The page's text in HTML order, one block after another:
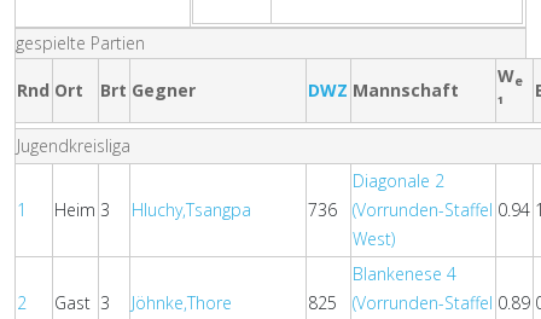
gespielte Partien
Rnd Ort Brt Gegner DWZ Mannschaft
We
¹
Jugendkreisliga
1 Heim 3 Hluchy,Tsangpa 736
Diagonale 2
(Vorrunden-Staffel
West)
0.94
2 Gast 3 Jöhnke,Thore 825
Blankenese 4
(Vorrunden-Staffel 0.89